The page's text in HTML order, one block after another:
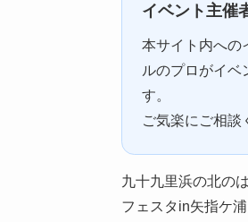
イベント主催
本サイト内への
ルのプロがイベ
す。
ご気楽にご相談
九十九里浜の北の
フェスタin矢指ケ